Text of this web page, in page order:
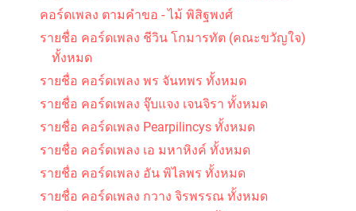
คอร์ดเพลง ตามคำขอ - ไม้ พิสิฐพงศ์
รายชื่อ คอร์ดเพลง ชีวิน โกมารทัต (คณะขวัญใจ)
ทั้งหมด
รายชื่อ คอร์ดเพลง พร จันทพร ทั้งหมด
รายชื่อ คอร์ดเพลง จุ๊บแจง เจนจิรา ทั้งหมด
รายชื่อ คอร์ดเพลง Pearpilincys ทั้งหมด
รายชื่อ คอร์ดเพลง เอ มหาหิงค์ ทั้งหมด
รายชื่อ คอร์ดเพลง อัน พิไลพร ทั้งหมด
รายชื่อ คอร์ดเพลง กวาง จิรพรรณ ทั้งหมด